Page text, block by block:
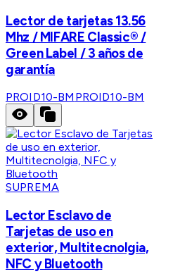
Lector de tarjetas 13.56
Mhz / MIFARE Classic® /
Green Label / 3 años de
garantía
PROID10-BM PROID10-BM
SUPREMA
Lector Esclavo de
Tarjetas de uso en
exterior, Multitecnolgia,
NFC y Bluetooth